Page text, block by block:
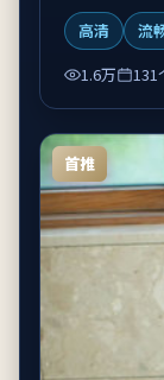
高清
流
1.6万
131
首推